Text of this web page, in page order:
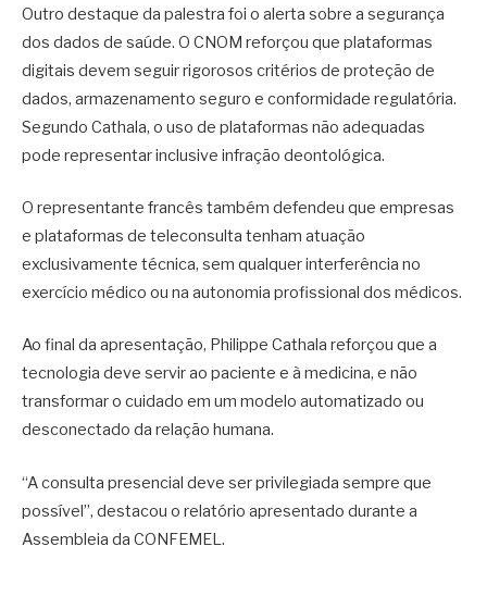
Outro destaque da palestra foi o alerta sobre a segurança
dos dados de saúde. O CNOM reforçou que plataformas
digitais devem seguir rigorosos critérios de proteção de
dados, armazenamento seguro e conformidade regulatória.
Segundo Cathala, o uso de plataformas não adequadas
pode representar inclusive infração deontológica.
O representante francês também defendeu que empresas
e plataformas de teleconsulta tenham atuação
exclusivamente técnica, sem qualquer interferência no
exercício médico ou na autonomia profissional dos médicos.
Ao final da apresentação, Philippe Cathala reforçou que a
tecnologia deve servir ao paciente e à medicina, e não
transformar o cuidado em um modelo automatizado ou
desconectado da relação humana.
“A consulta presencial deve ser privilegiada sempre que
possível”, destacou o relatório apresentado durante a
Assembleia da CONFEMEL.